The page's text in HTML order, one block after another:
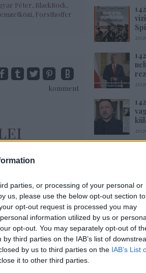
parties, or processing of your personal or
us, please use the below opt-out section to
opt-out request is processed you may
information utilized by us or
opt-out. You may separately opt-out of
third parties on the IAB’s list of
by us to third parties on the IAB’s List
it to other third parties.
Péter BlackRock
Forsthoffer
komment
Magyarország
(A
tovább
Tovább
, Paks ,LNG ,Shell
ki
a